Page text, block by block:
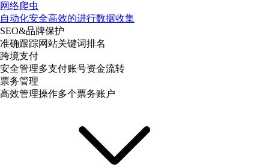
网络爬虫
自动化安全高效的进行数据收集
SEO&品牌保护
准确跟踪网站关键词排名
跨境支付
安全管理多支付账号资金流转
票务管理
高效管理操作多个票务账户